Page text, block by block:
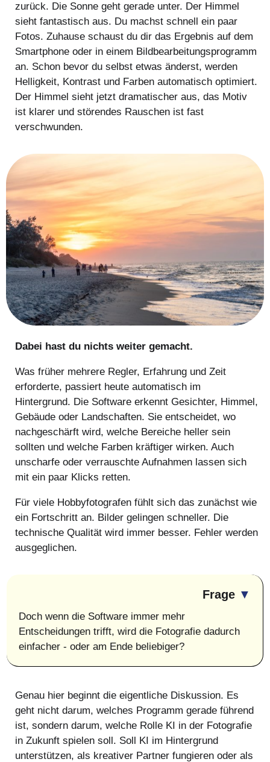
zurück. Die Sonne geht gerade unter. Der Himmel
sieht fantastisch aus. Du machst schnell ein paar
Fotos. Zuhause schaust du dir das Ergebnis auf dem
Smartphone oder in einem Bildbearbeitungsprogramm
an. Schon bevor du selbst etwas änderst, werden
Helligkeit, Kontrast und Farben automatisch optimiert.
Der Himmel sieht jetzt dramatischer aus, das Motiv
ist klarer und störendes Rauschen ist fast
verschwunden.
Dabei hast du nichts weiter gemacht.
Was früher mehrere Regler, Erfahrung und Zeit
erforderte, passiert heute automatisch im
Hintergrund. Die Software erkennt Gesichter, Himmel,
Gebäude oder Landschaften. Sie entscheidet, wo
nachgeschärft wird, welche Bereiche heller sein
sollten und welche Farben kräftiger wirken. Auch
unscharfe oder verrauschte Aufnahmen lassen sich
mit ein paar Klicks retten.
Für viele Hobbyfotografen fühlt sich das zunächst wie
ein Fortschritt an. Bilder gelingen schneller. Die
technische Qualität wird immer besser. Fehler werden
ausgeglichen.
Frage▼
Doch wenn die Software immer mehr
Entscheidungen trifft, wird die Fotografie dadurch
einfacher - oder am Ende beliebiger?
Genau hier beginnt die eigentliche Diskussion. Es
geht nicht darum, welches Programm gerade führend
ist, sondern darum, welche Rolle KI in der Fotografie
in Zukunft spielen soll. Soll KI im Hintergrund
unterstützen, als kreativer Partner fungieren oder als